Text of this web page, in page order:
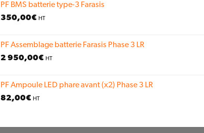
PF BMS batterie type-3 Farasis
350,00€ HT
PF Assemblage batterie Farasis Phase 3 LR
2 950,00€ HT
PF Ampoule LED phare avant (x2) Phase 3 LR
82,00€ HT